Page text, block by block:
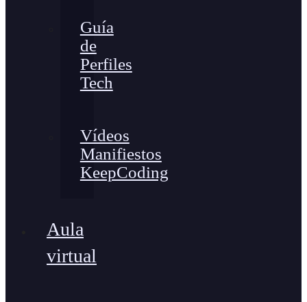
Guía
de
Perfiles
Tech
Vídeos
Manifiestos
KeepCoding
Aula
virtual